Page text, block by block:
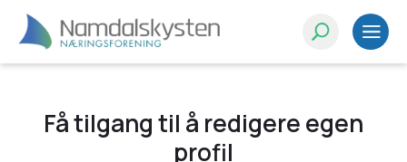
Få tilgang til å redigere egen
profil